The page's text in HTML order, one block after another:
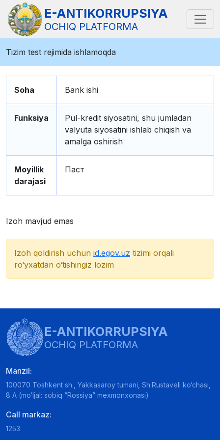
E-ANTIKORRUPSIYA
OCHIQ PLATFORMA
Tizim test rejimida ishlamoqda
Soha Bank ishi
Funksiya
Pul-kredit siyosatini, shu jumladan
valyuta siyosatini ishlab chiqish va
amalga oshirish
Moyillik
darajasi
Паст
Izoh mavjud emas
Izoh qoldirish uchun id.egov.uz tizimi orqali
ro‘yxatdan o‘tishingiz lozim
E-ANTIKORRUPSIYA
OCHIQ PLATFORMA
Manzil:
100070 Toshkent sh., Yakkasaroy tumani, Sh.Rustaveli ko‘chasi,
8 A (mo‘ljal: sobiq “Rossiya” mexmonxonasi)
Call markaz:
1253